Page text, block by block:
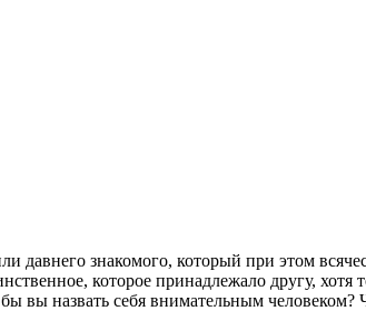
знакомого, который при этом
которое принадлежало другу, хотя
назвать себя внимательным человеком?